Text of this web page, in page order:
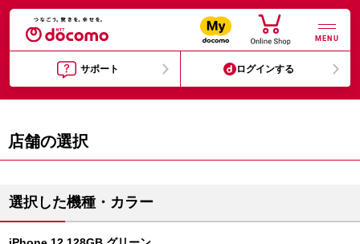
MENU
サポート ログインする
店舗の選択
選択した機種・カラー